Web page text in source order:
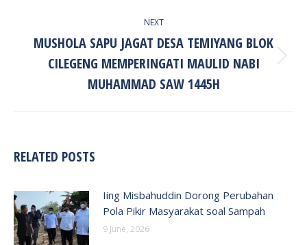
NEXT
Next
post:
MUSHOLA SAPU JAGAT DESA TEMIYANG BLOK
CILEGENG MEMPERINGATI MAULID NABI
MUHAMMAD SAW 1445H
RELATED POSTS
Iing Misbahuddin Dorong Perubahan
Pola Pikir Masyarakat soal Sampah
9 June, 2026